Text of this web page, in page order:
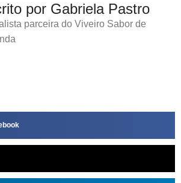
por Gabriela Pastro
parceira do Viveiro Sabor de